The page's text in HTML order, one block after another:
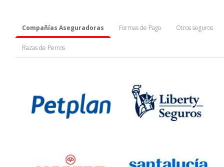
Compañías Aseguradoras Formas de Pago Otros seguros
Razas de Perros